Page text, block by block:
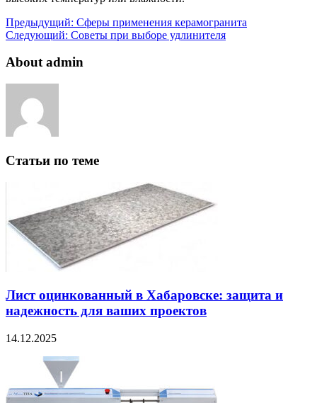
Предыдущий: Сферы применения керамогранита
Следующий: Советы при выборе удлинителя
About admin
Статьи по теме
Лист оцинкованный в Хабаровске: защита и
надежность для ваших проектов
14.12.2025